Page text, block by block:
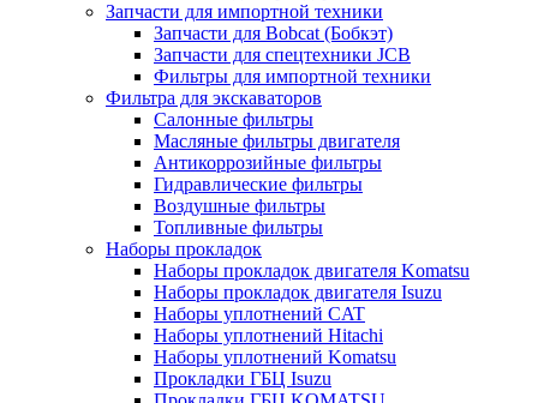
Запчасти для импортной техники
Запчасти для Bobcat (Бобкэт)
Запчасти для спецтехники JCB
Фильтры для импортной техники
Фильтра для экскаваторов
Салонные фильтры
Масляные фильтры двигателя
Антикоррозийные фильтры
Гидравлические фильтры
Воздушные фильтры
Топливные фильтры
Наборы прокладок
Наборы прокладок двигателя Komatsu
Наборы прокладок двигателя Isuzu
Наборы уплотнений CAT
Наборы уплотнений Hitachi
Наборы уплотнений Komatsu
Прокладки ГБЦ Isuzu